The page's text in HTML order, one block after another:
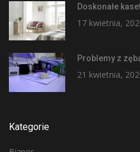
Doskonałe
17 kwietnia,
Problemy z
21 kwietnia,
Kategorie